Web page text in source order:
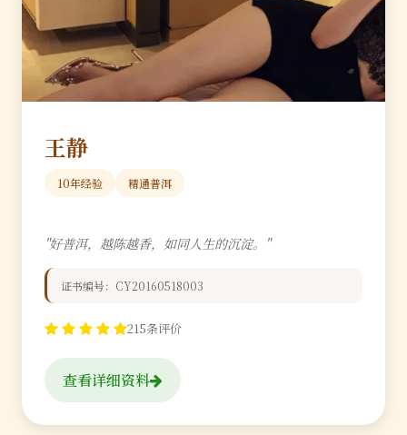
王静
10年经验 精通普洱
"好普洱，越陈越香，如同人生的沉淀。"
证书编号：CY20160518003
215条评价
查看详细资料